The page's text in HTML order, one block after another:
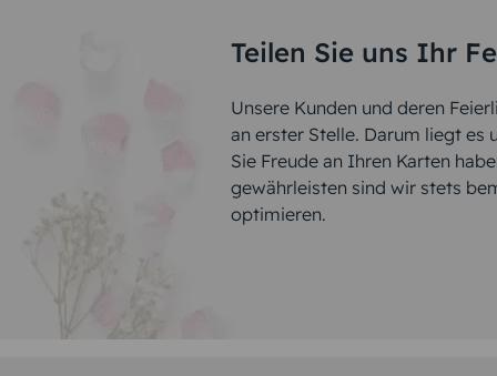
Teilen Sie uns Ihr
Unsere Kunden und deren
an erster Stelle. Darum liegt es
Sie Freude an Ihren Karten
gewährleisten sind wir stets
optimieren.